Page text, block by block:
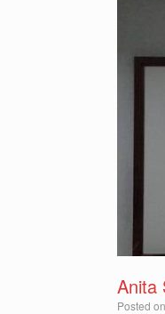
Anita
Posted on